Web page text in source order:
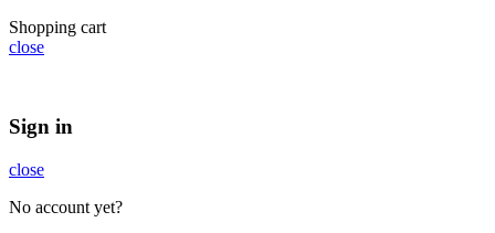
Shopping cart
close
Sign in
close
No account yet?